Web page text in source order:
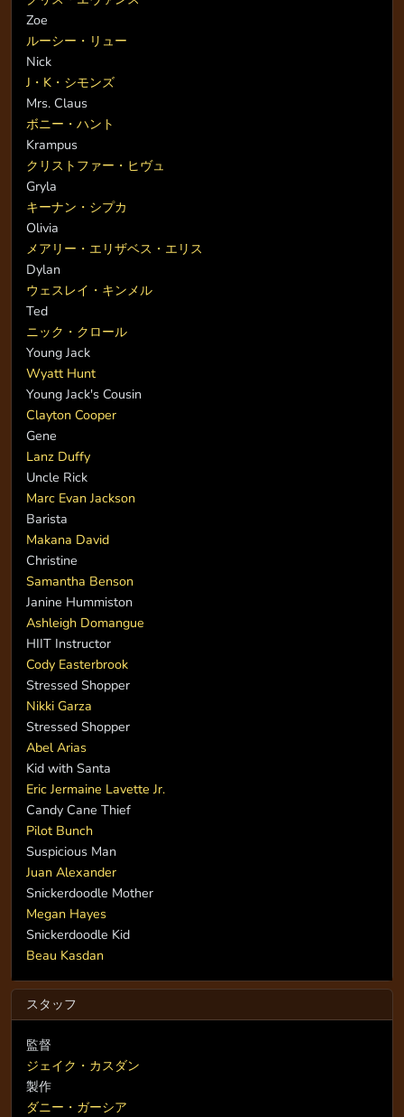
Zoe
ルーシー・リュー
Nick
J・K・シモンズ
Mrs. Claus
ボニー・ハント
Krampus
クリストファー・ヒヴュ
Gryla
キーナン・シプカ
Olivia
メアリー・エリザベス・エリス
Dylan
ウェスレイ・キンメル
Ted
ニック・クロール
Young Jack
Wyatt Hunt
Young Jack's Cousin
Clayton Cooper
Gene
Lanz Duffy
Uncle Rick
Marc Evan Jackson
Barista
Makana David
Christine
Samantha Benson
Janine Hummiston
Ashleigh Domangue
HIIT Instructor
Cody Easterbrook
Stressed Shopper
Nikki Garza
Stressed Shopper
Abel Arias
Kid with Santa
Eric Jermaine Lavette Jr.
Candy Cane Thief
Pilot Bunch
Suspicious Man
Juan Alexander
Snickerdoodle Mother
Megan Hayes
Snickerdoodle Kid
Beau Kasdan
スタッフ
監督
ジェイク・カスダン
製作
ダニー・ガーシア